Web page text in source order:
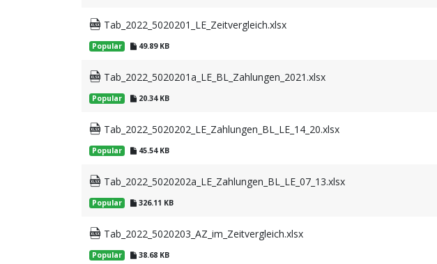
Tab_2022_5020201_LE_Zeitvergleich.xlsx
Popular 49.89 KB
Tab_2022_5020201a_LE_BL_Zahlungen_2021.xlsx
Popular 20.34 KB
Tab_2022_5020202_LE_Zahlungen_BL_LE_14_20.xlsx
Popular 45.54 KB
Tab_2022_5020202a_LE_Zahlungen_BL_LE_07_13.xlsx
Popular 326.11 KB
Tab_2022_5020203_AZ_im_Zeitvergleich.xlsx
Popular 38.68 KB